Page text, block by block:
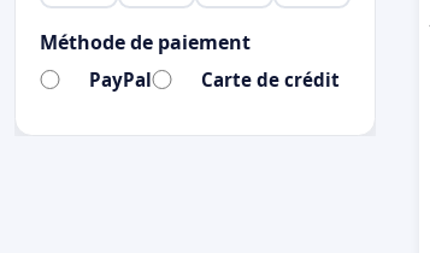
Méthode de paiement
PayPal Carte de crédit